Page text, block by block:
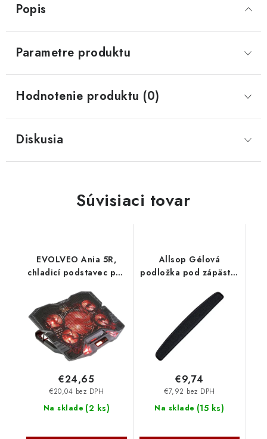
Popis
Parametre produktu
Hodnotenie produktu (0)
Diskusia
Súvisiaci tovar
EVOLVEO Ania 5R,
chladicí podstavec pro
podsvícení ANIA5R
Evolveo
Na sklade (2 ks)
€20,04 bez DPH
€24,65
Allsop Gélová
podložka pod zápästie
Na sklade (15 ks)
€7,92 bez DPH
€9,74